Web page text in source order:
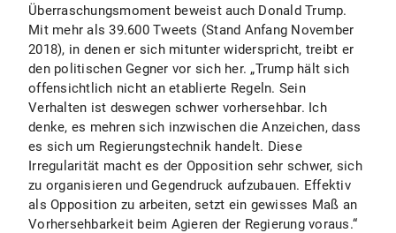
Überraschungsmoment beweist auch Donald Trump.
Mit mehr als 39.600 Tweets (Stand Anfang November
2018), in denen er sich mitunter widerspricht, treibt er
den politischen Gegner vor sich her. „Trump hält sich
offensichtlich nicht an etablierte Regeln. Sein
Verhalten ist deswegen schwer vorhersehbar. Ich
denke, es mehren sich inzwischen die Anzeichen, dass
es sich um Regierungstechnik handelt. Diese
Irregularität macht es der Opposition sehr schwer, sich
zu organisieren und Gegendruck aufzubauen. Effektiv
als Opposition zu arbeiten, setzt ein gewisses Maß an
Vorhersehbarkeit beim Agieren der Regierung voraus.“